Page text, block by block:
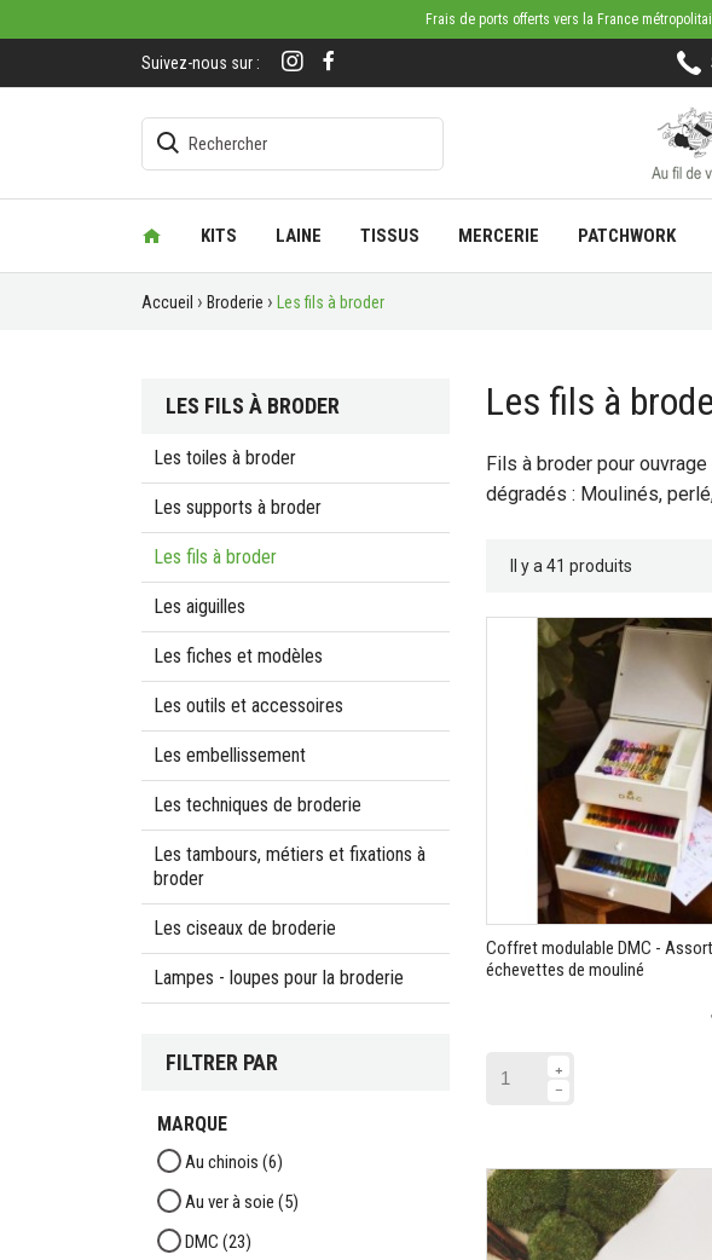
Frais de ports offerts vers la France
Suivez-nous sur :
KITS LAINE TISSUS MERCERIE PATCHWORK
Accueil Broderie Les fils à broder
LES FILS À BRODER
Les toiles à broder
Les supports à broder
Les fils à broder
Les aiguilles
Les fiches et modèles
Les outils et accessoires
Les embellissement
Les techniques de broderie
Les tambours, métiers et fixations à
broder
Les ciseaux de broderie
Lampes - loupes pour la broderie
FILTRER PAR
MARQUE
Au chinois (6)
Au ver à soie (5)
DMC (23)
Les fils à
Fils à broder pour
dégradés : Moulinés,
Il y a 41 produits
Coffret modulable DMC -
échevettes de mouliné